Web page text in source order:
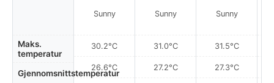
Maks.
temperatur
Gjennomsnittstemperatur
Sunny
30.2°C
26.6°C
Sunny
31.0°C
27.2°C
Sunny
31.5°C
27.3°C